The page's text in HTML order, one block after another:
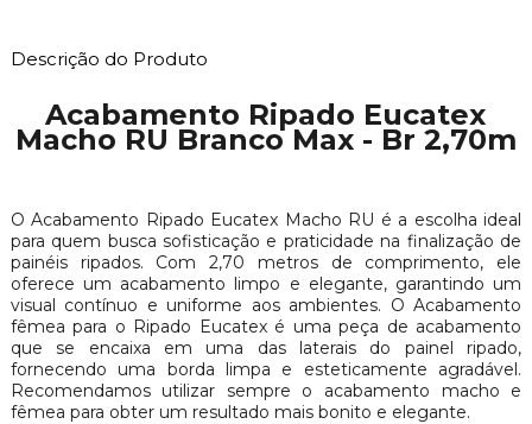
Descrição do Produto
Acabamento Ripado Eucatex
Macho RU Branco Max - Br 2,70m
O Acabamento Ripado Eucatex Macho RU é a escolha ideal
para quem busca sofisticação e praticidade na finalização de
painéis ripados. Com 2,70 metros de comprimento, ele
oferece um acabamento limpo e elegante, garantindo um
visual contínuo e uniforme aos ambientes. O Acabamento
fêmea para o Ripado Eucatex é uma peça de acabamento
que se encaixa em uma das laterais do painel ripado,
fornecendo uma borda limpa e esteticamente agradável.
Recomendamos utilizar sempre o acabamento macho e
fêmea para obter um resultado mais bonito e elegante.